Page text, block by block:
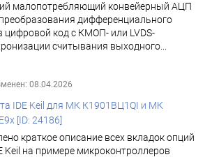
малопотребляющий конвейерный АЦП
дифференциального
цифровой код с КМОП- или LVDS-
считывания выходного...
08.04.2026
IDE Keil для МК К1901ВЦ1QI и МК
[ID: 24186]
краткое описание всех вкладок опций
Keil на примере микроконтроллеров